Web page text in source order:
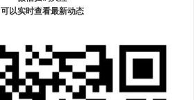
可以实时查看最新动态